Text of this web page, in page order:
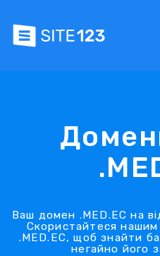
Ваш домен .MED.EC на
Скористайтеся
.MED.EC, щоб знайти
негайно його